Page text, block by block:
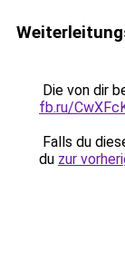
Die von dir
fb.ru/
Falls du
du zur